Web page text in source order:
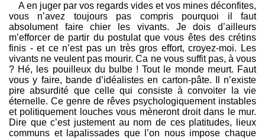
A en juger par vos regards vides et vos mines déconfites,
vous n’avez toujours pas compris pourquoi il faut
absolument faire chier les vivants. Je dois d’ailleurs
m’efforcer de partir du postulat que vous êtes des crétins
finis - et ce n’est pas un très gros effort, croyez-moi. Les
vivants ne veulent pas mourir. Ca ne vous suffit pas, à vous
? Hé, les pouilleux du bulbe ! Tout le monde meurt. Faut
vous y faire, bande d’idéalistes en carton-pâte. Il n’existe
pire absurdité que celle qui consiste à convoiter la vie
éternelle. Ce genre de rêves psychologiquement instables
et politiquement louches vous mèneront droit dans le mur.
Dire que c’est justement au nom de ces platitudes, lieux
communs et lapalissades que l’on nous impose chaque